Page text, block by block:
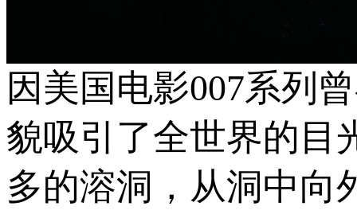
因美国电影007系列
貌吸引了全世界的目
多的溶洞，从洞中向